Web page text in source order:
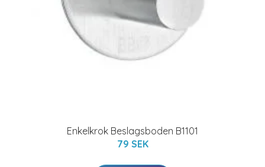
Enkelkrok Beslagsboden B1101
79 SEK